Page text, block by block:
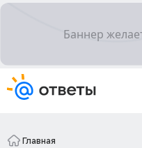
Главная